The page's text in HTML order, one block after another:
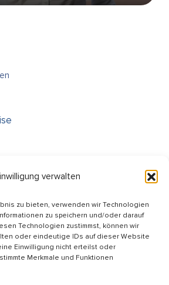
verwalten
zu bieten, verwenden wir Technologien
zu speichern und/oder darauf
Technologien zustimmst, können wir
oder eindeutige IDs auf dieser Website
Einwilligung nicht erteilst oder
Merkmale und Funktionen